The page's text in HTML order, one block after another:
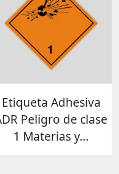
Etiqueta Adhesiva
Peligro de clase
1 Materias y...